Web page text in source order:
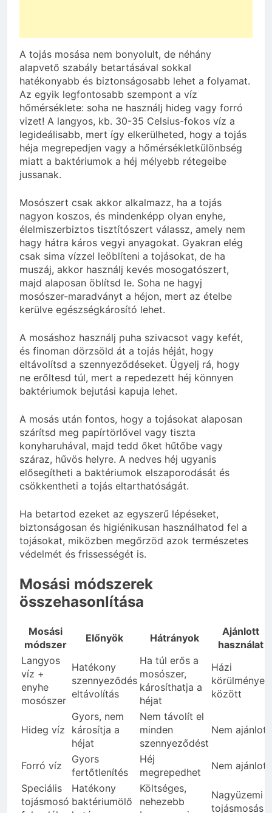
A tojás mosása nem bonyolult, de néhány
alapvető szabály betartásával sokkal
hatékonyabb és biztonságosabb lehet a folyamat.
Az egyik legfontosabb szempont a víz
hőmérséklete: soha ne használj hideg vagy forró
vizet! A langyos, kb. 30-35 Celsius-fokos víz a
legideálisabb, mert így elkerülheted, hogy a tojás
héja megrepedjen vagy a hőmérsékletkülönbség
miatt a baktériumok a héj mélyebb rétegeibe
jussanak.
Mosószert csak akkor alkalmazz, ha a tojás
nagyon koszos, és mindenképp olyan enyhe,
élelmiszerbiztos tisztítószert válassz, amely nem
hagy hátra káros vegyi anyagokat. Gyakran elég
csak sima vízzel leöblíteni a tojásokat, de ha
muszáj, akkor használj kevés mosogatószert,
majd alaposan öblítsd le. Soha ne hagyj
mosószer-maradványt a héjon, mert az ételbe
kerülve egészségkárosító lehet.
A mosáshoz használj puha szivacsot vagy kefét,
és finoman dörzsöld át a tojás héját, hogy
eltávolítsd a szennyeződéseket. Ügyelj rá, hogy
ne erőltesd túl, mert a repedezett héj könnyen
baktériumok bejutási kapuja lehet.
A mosás után fontos, hogy a tojásokat alaposan
szárítsd meg papírtörlővel vagy tiszta
konyharuhával, majd tedd őket hűtőbe vagy
száraz, hűvös helyre. A nedves héj ugyanis
elősegítheti a baktériumok elszaporodását és
csökkentheti a tojás eltarthatóságát.
Ha betartod ezeket az egyszerű lépéseket,
biztonságosan és higiénikusan használhatod fel a
tojásokat, miközben megőrzöd azok természetes
védelmét és frissességét is.
Mosási módszerek
összehasonlítása
Mosási
módszer
Előnyök Hátrányok
Ajánlott
használat
Langyos
víz +
enyhe
mosószer
Hatékony
szennyeződés
eltávolítás
Ha túl erős a
mosószer,
károsíthatja a
héjat
Házi
körülmények
között
Hideg víz
Gyors, nem
károsítja a
héjat
Nem távolít el
minden
szennyeződést
Nem ajánlott
Forró víz
Gyors
fertőtlenítés
Héj
megrepedhet
Nem ajánlott
Speciális
tojásmosó
Hatékony
baktériumölő
Költséges,
nehezebb
Nagyüzemi
tojásmosás